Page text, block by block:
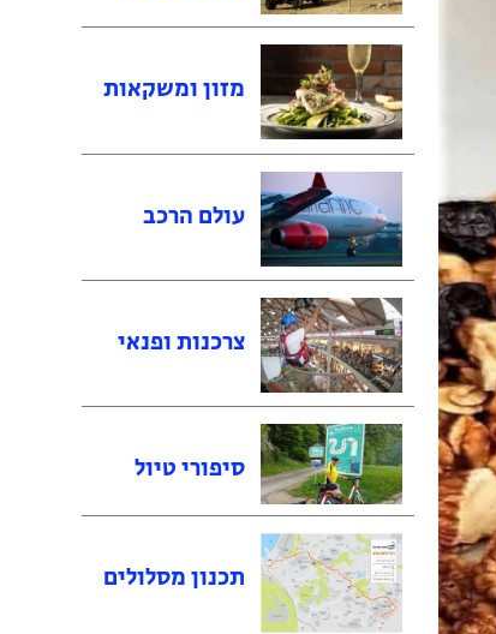
מזון ומשקאות
עולם הרכב
צרכנות ופנאי
סיפורי טיול
תכנון מסלולים